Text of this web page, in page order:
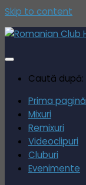
Skip to content
Caută după:
Prima pagină
Mixuri
Remixuri
Videoclipuri
Cluburi
Evenimente